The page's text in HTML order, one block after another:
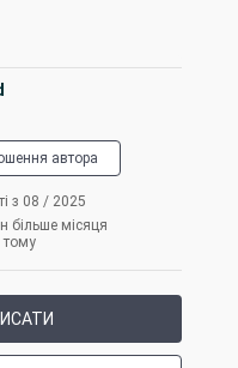
автора
з 08 / 2025
більше місяця
тому